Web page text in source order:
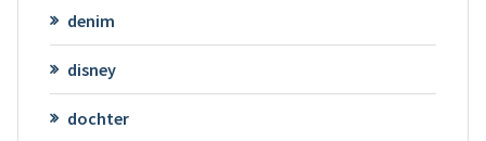
denim
disney
dochter